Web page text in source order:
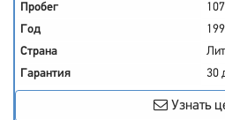
Пробег
Год
Страна
Гарантия
30
Узнать